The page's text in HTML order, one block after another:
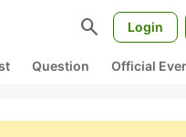
search Login
Question Official